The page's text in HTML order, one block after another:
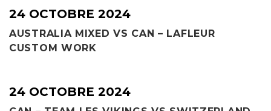
24 OCTOBRE 2024
AUSTRALIA MIXED VS CAN – LAFLEUR
CUSTOM WORK
24 OCTOBRE 2024